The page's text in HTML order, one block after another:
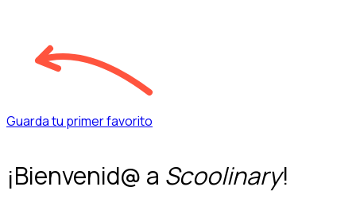
Guarda tu primer favorito
¡Bienvenid@ a Scoolinary!